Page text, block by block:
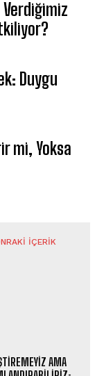
Verdiğimiz
Duygu
mi, Yoksa
İÇERIK
AMA